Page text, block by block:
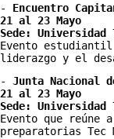
- Encuentro
21 al 23 Mayo
Sede: Universidad
Evento
liderazgo y el
- Junta Nacional
21 al 23 Mayo
Sede: Universidad
Evento que
preparatorias Tec